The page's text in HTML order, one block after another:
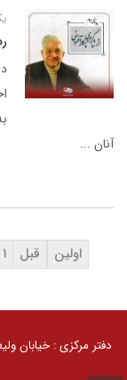
آنان ...
اولین قبل ۱
دفتر مرکزی : خیابان
کلیه حقوق